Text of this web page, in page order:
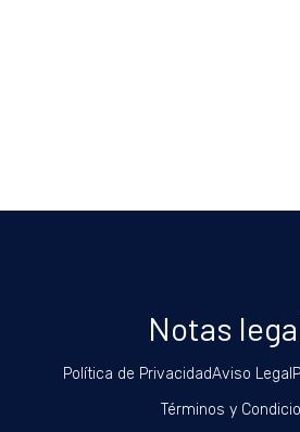
Notas
Política de PrivacidadAviso Legal
Términos y